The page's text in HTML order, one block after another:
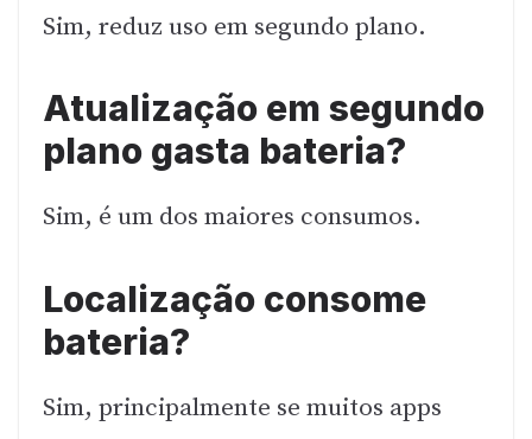
Sim, reduz uso em segundo plano.
Atualização em segundo
plano gasta bateria?
Sim, é um dos maiores consumos.
Localização consome
bateria?
Sim, principalmente se muitos apps